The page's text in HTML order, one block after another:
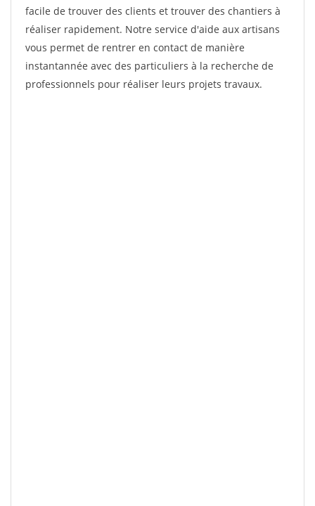
facile de trouver des clients et trouver des chantiers à
réaliser rapidement. Notre service d'aide aux artisans
vous permet de rentrer en contact de manière
instantannée avec des particuliers à la recherche de
professionnels pour réaliser leurs projets travaux.